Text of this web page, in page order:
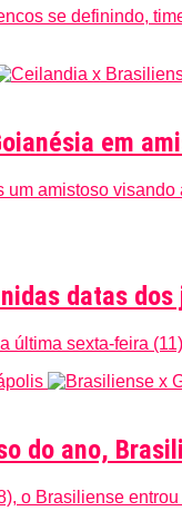
se definindo,
em
amistoso
datas
última sexta-feira
do ano,
o Brasiliense